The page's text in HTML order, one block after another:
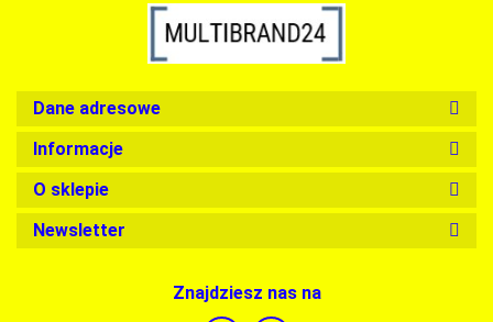
Dane adresowe
Informacje
O sklepie
Newsletter
Znajdziesz nas na